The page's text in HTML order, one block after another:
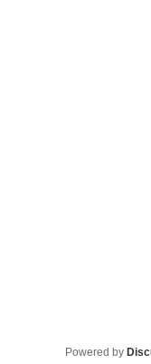
Powered by